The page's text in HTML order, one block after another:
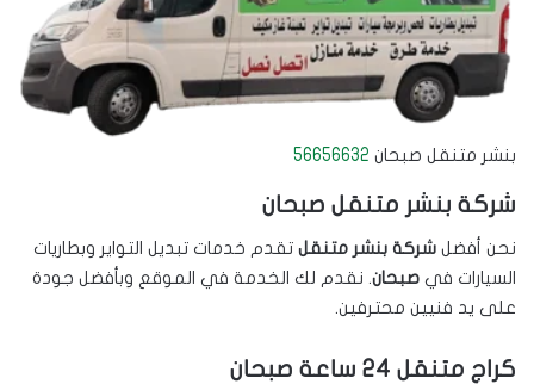
بنشر متنقل صبحان 56656632
شركة بنشر متنقل صبحان
نحن أفضل شركة بنشر متنقل تقدم خدمات تبديل التواير وبطاريات
السيارات في صبحان. نقدم لك الخدمة في الموقع وبأفضل جودة
على يد فنيين محترفين.
كراج متنقل 24 ساعة صبحان